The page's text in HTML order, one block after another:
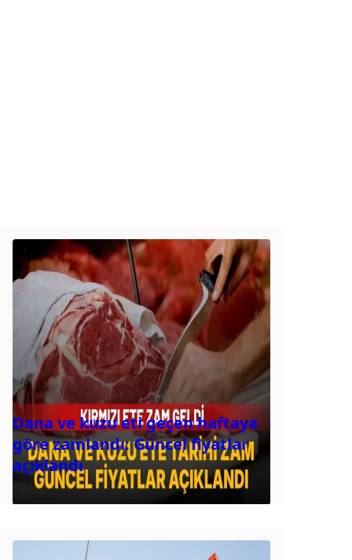
Dana ve kuzu eti geçen haftaya
göre zamlandı: Güncel fiyatlar
açıklandı